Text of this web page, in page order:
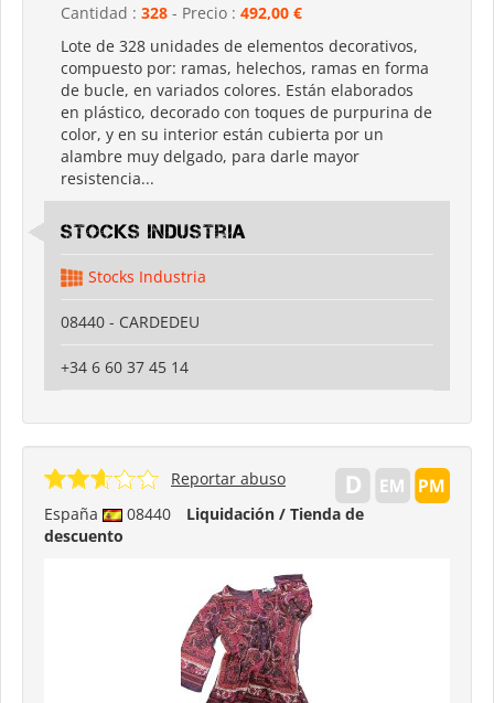
Cantidad : 328 - Precio : 492,00 €
Lote de 328 unidades de elementos decorativos,
compuesto por: ramas, helechos, ramas en forma
de bucle, en variados colores. Están elaborados
en plástico, decorado con toques de purpurina de
color, y en su interior están cubierta por un
alambre muy delgado, para darle mayor
resistencia...
Stocks Industria
Stocks Industria
08440 - CARDEDEU
+34 6 60 37 45 14
España 08440
Liquidación / Tienda de
descuento
Reportar abuso